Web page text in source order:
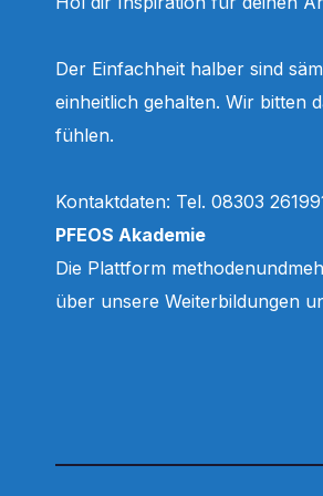
Der Einfachheit halber sind
einheitlich gehalten. Wir bitten
fühlen.
Kontaktdaten: Tel. 08303
PFEOS Akademie
Die Plattform
über unsere Weiterbildungen